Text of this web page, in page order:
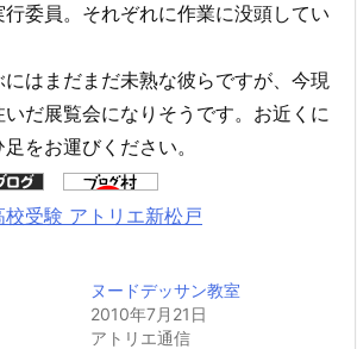
委員。それぞれに作業に没頭してい
はまだまだ未熟な彼らですが、今現
だ展覧会になりそうです。お近くに
をお運びください。
ヌードデッサン教室
2010年7月21日
アトリエ通信